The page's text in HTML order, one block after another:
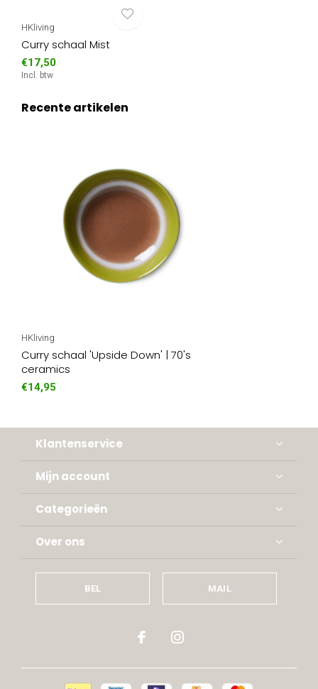
HKliving
Curry schaal Mist
€17,50
Incl. btw
Recente artikelen
HKliving
Curry schaal 'Upside Down' | 70's
ceramics
€14,95
Klantenservice
Mijn account
Categorieën
Over ons
BEL MAIL